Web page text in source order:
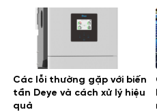
năng lượng mặt trời đèn rọi
đèn rọi tiểu cảnh năng
năng lượng mặt trời
Các lỗi thường gặp với biến
tần Deye và cách xử lý hiệu
quả